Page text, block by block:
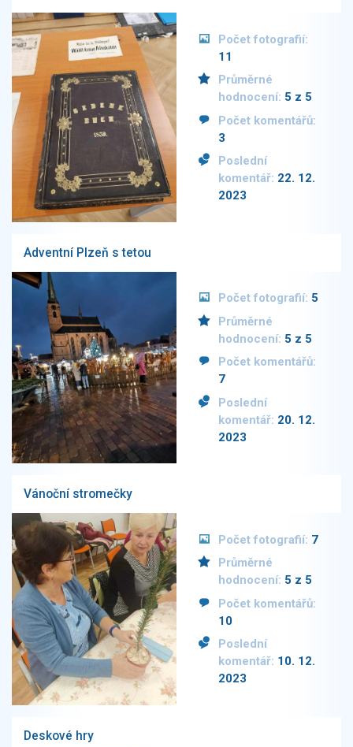
Počet fotografií:
11
Průměrné
hodnocení: 5 z 5
Počet komentářů:
3
Poslední
komentář: 22. 12.
2023
Adventní Plzeň s tetou
Počet fotografií: 5
Průměrné
hodnocení: 5 z 5
Počet komentářů:
7
Poslední
komentář: 20. 12.
2023
Vánoční stromečky
Počet fotografií: 7
Průměrné
hodnocení: 5 z 5
Počet komentářů:
10
Poslední
komentář: 10. 12.
2023
Deskové hry